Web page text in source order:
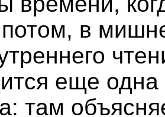
потом, в
еще одна
там